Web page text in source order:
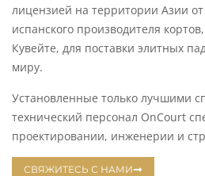
лицензией на территории Азии
испанского производителя
Кувейте, для поставки элитных
миру.
Установленные только лучшими
технический персонал OnCourt
проектировании, инженерии и
СВЯЖИТЕСЬ С НАМИ